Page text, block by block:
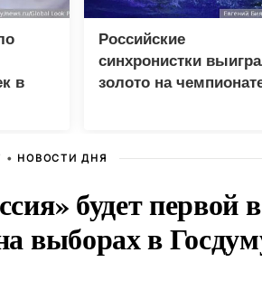
в
Российские
синхронистки
золото на
• НОВОСТИ ДНЯ
будет первой
выборах в